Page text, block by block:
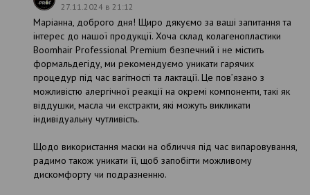
27.11.2024 в 21:12
Маріанна, доброго дня! Щиро дякуємо за ваші запитання та
інтерес до нашої продукції. Хоча склад колагенопластики
Boomhair Professional Premium безпечний і не містить
формальдегіду, ми рекомендуємо уникати гарячих
процедур під час вагітності та лактації. Це пов’язано з
можливістю алергічної реакції на окремі компоненти, такі як
віддушки, масла чи екстракти, які можуть викликати
індивідуальну чутливість.
Щодо використання маски на обличчя під час випаровування,
радимо також уникати її, щоб запобігти можливому
дискомфорту чи подразненню.